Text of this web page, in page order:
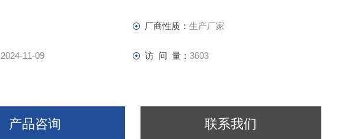
厂商性质： 生产厂家
2024-11-09 访 问 量： 3603
产品咨询 联系我们